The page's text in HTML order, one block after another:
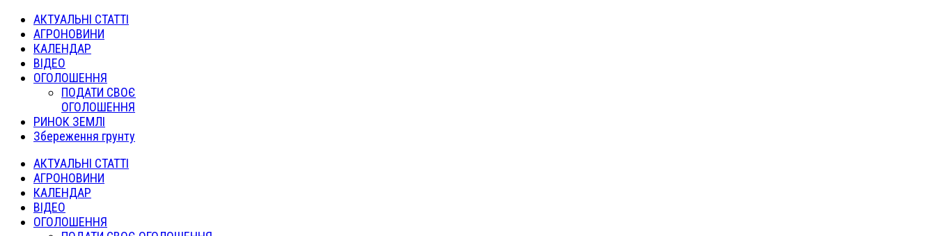
АКТУАЛЬНІ СТАТТІ
АГРОНОВИНИ
КАЛЕНДАР
ВІДЕО
ОГОЛОШЕННЯ
ПОДАТИ СВОЄ
ОГОЛОШЕННЯ
РИНОК ЗЕМЛІ
Збереження грунту
АКТУАЛЬНІ СТАТТІ
АГРОНОВИНИ
КАЛЕНДАР
ВІДЕО
ОГОЛОШЕННЯ